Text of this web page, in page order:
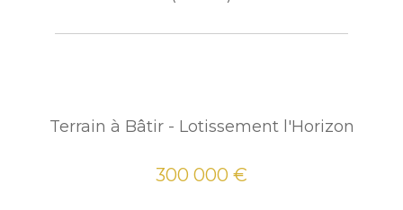
Terrain à Bâtir - Lotissement l'Horizon
300 000 €